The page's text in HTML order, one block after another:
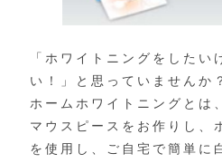
「ホワイトニングをしたい
い！」と思っていませんか
ホームホワイトニングとは
マウスピースをお作りし、
を使用し、ご自宅で簡単に